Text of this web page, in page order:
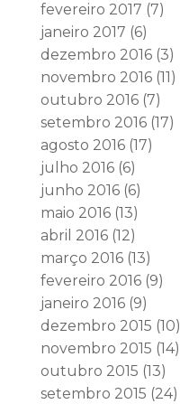
fevereiro 2017 (7)
janeiro 2017 (6)
dezembro 2016(3)
novembro 2016(11)
outubro 2016(7)
setembro 2016(17)
agosto 2016(17)
julho 2016(6)
junho 2016(6)
maio 2016(13)
abril 2016(12)
março 2016(13)
fevereiro 2016(9)
janeiro 2016(9)
dezembro 2015 (10)
novembro 2015 (14)
outubro 2015 (13)
setembro 2015 (24)